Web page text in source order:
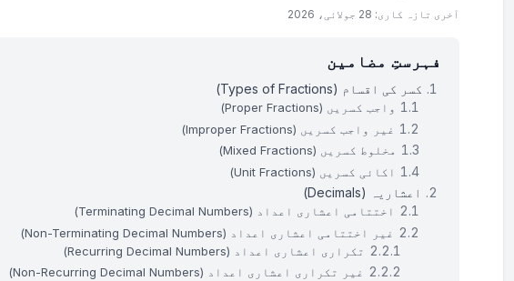
آخری تازہ کاری: 28 جولائی، 2026
فہرستِ مضامین
کسر کی اقسام (Types of Fractions)
واجب کسریں (Proper Fractions)
غیر واجب کسریں (Improper Fractions)
مخلوط کسریں (Mixed Fractions)
اکائی کسریں (Unit Fractions)
اعشاریہ (Decimals)
اختتامی اعشاری اعداد (Terminating Decimal Numbers)
غیر اختتامی اعشاری اعداد (Non-Terminating Decimal Numbers)
تکراری اعشاری اعداد (Recurring Decimal Numbers)
غیر تکراری اعشاری اعداد (Non-Recurring Decimal Numbers)